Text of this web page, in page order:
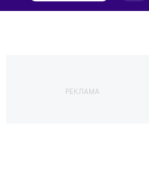
РЕКЛАМА